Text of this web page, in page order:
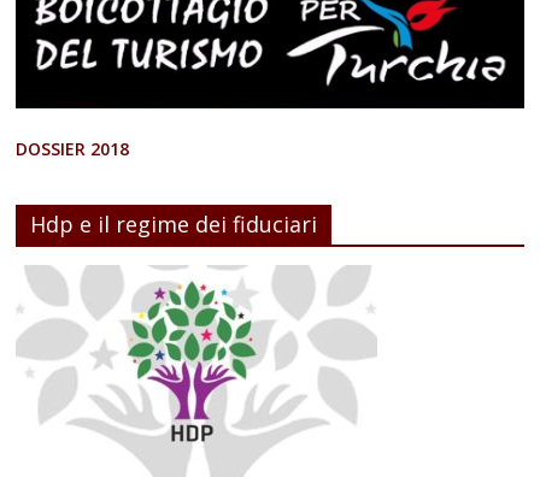
DOSSIER 2018
Hdp e il regime dei fiduciari